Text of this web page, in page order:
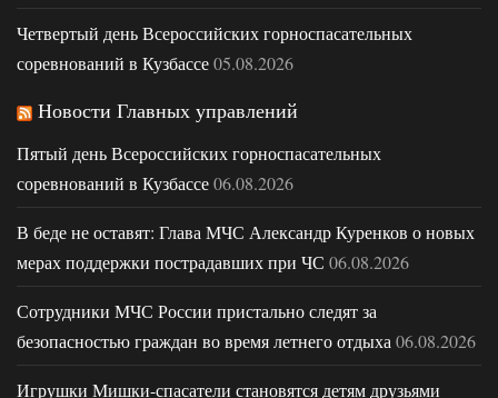
Четвертый день Всероссийских горноспасательных
соревнований в Кузбассе05.08.2026
Новости Главных управлений
Пятый день Всероссийских горноспасательных
соревнований в Кузбассе06.08.2026
В беде не оставят: Глава МЧС Александр Куренков о новых
мерах поддержки пострадавших при ЧС 06.08.2026
Сотрудники МЧС России пристально следят за
безопасностью граждан во время летнего отдыха 06.08.2026
Игрушки Мишки-спасатели становятся детям друзьями